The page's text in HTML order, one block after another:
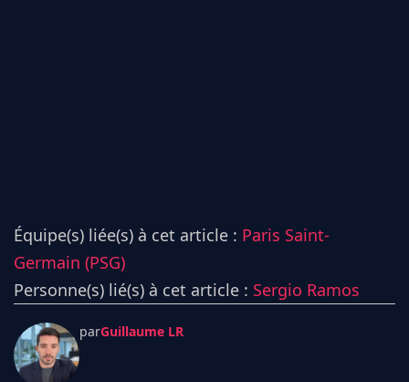
Équipe(s) liée(s) à cet article : Paris Saint-
Germain (PSG)
Personne(s) lié(s) à cet article : Sergio Ramos
parGuillaume LR